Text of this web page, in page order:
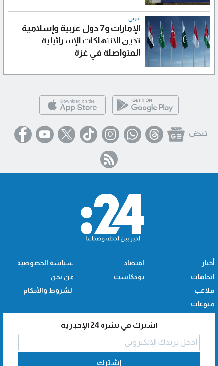
عربي
الإمارات و7 دول عربية وإسلامية
تدين الانتهاكات الإسرائيلية
المتواصلة في غزة
أخبار
اتجاهات
ملاعب
منوعات
اقتصاد
بودكاست
سياسة الخصوصية
من نحن
الشروط والأحكام
اشترك في نشرة 24 الإخبارية
اشترك